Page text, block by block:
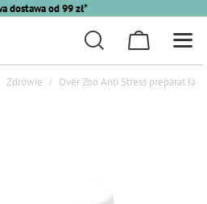
dostawa od 99 zł*
Zdrowie Over Zoo Anti Stress preparat